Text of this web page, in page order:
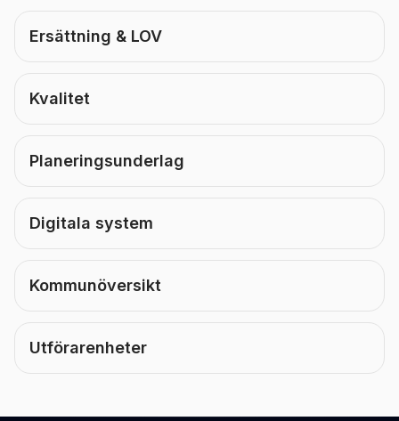
Ersättning & LOV
Kvalitet
Planeringsunderlag
Digitala system
Kommunöversikt
Utförarenheter